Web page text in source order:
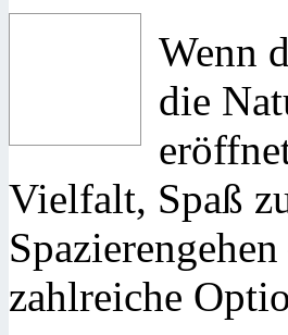
Wenn
die
Vielfalt, Spaß
zahlreiche